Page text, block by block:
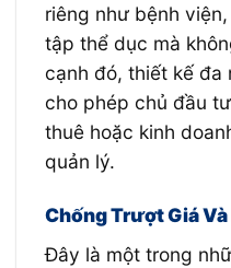
riêng như bệnh
tập thể dục mà
cạnh đó, thiết kế đa
cho phép chủ đầu
thuê hoặc kinh
quản lý.
Chống Trượt Giá Và
Đây là một trong